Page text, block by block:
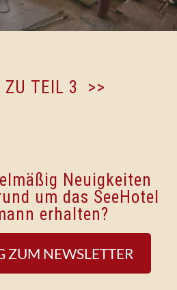
ZU TEIL 3 >>
Neuigkeiten
um das SeeHotel
erhalten?
ZUM NEWSLETTER